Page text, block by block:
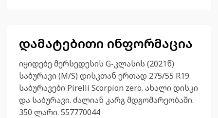
დამატებითი ინფორმაცია
იყიდებე მერსედესის G-კლასის (2021წ)
საბურავი (M/S) დისკთან ერთად 275/55 R19.
საბურავები Pirelli Scorpion zero. ახალი დისკი
და საბურავი. ძალიან კარგ მდგომარეობაში.
350 ლარი. 557770044